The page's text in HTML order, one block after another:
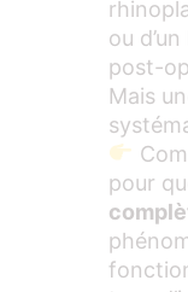
ou
post-
Mais
pour